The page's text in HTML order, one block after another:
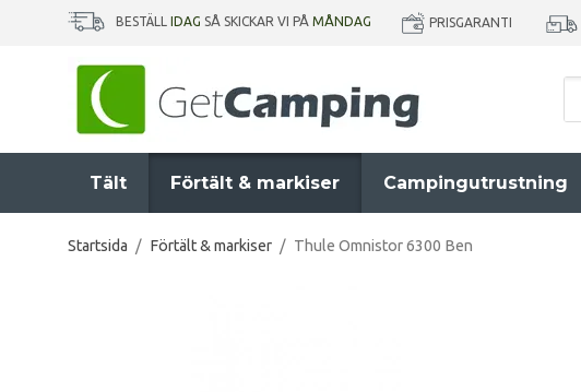
BESTÄLL IDAG SÅ SKICKAR VI PÅ MÅNDAG PRISGARANTI
Tält Förtält & markiser Campingutrustning
Startsida / Förtält & markiser / Thule Omnistor 6300 Ben